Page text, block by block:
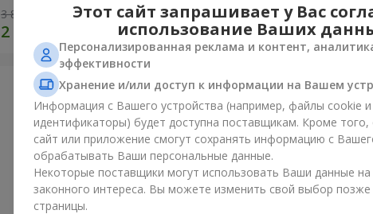
3 812 грн Заказать 2 824 грн
Этот сайт запрашивает у Вас
использование Ваших
Персонализированная реклама и контент,
эффективности
Хранение и/или доступ к информации на Вашем
Информация с Вашего устройства (например, файлы cookie и
идентификаторы) будет доступна поставщикам. Кроме того,
сайт или приложение смогут сохранять информацию с
обрабатывать Ваши персональные данные.
Некоторые поставщики могут использовать Ваши данные на
законного интереса. Вы можете изменить свой выбор позже
страницы.